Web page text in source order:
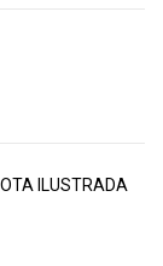
ILUSTRADA